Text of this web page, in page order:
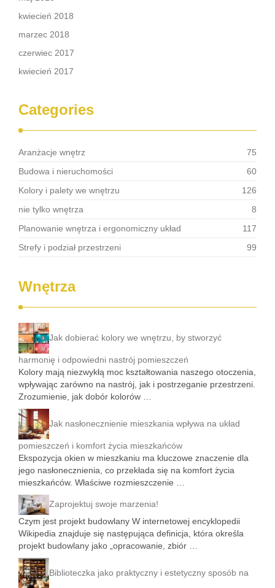
kwiecień 2018
marzec 2018
czerwiec 2017
kwiecień 2017
Categories
Aranżacje wnętrz
75
Budowa i nieruchomości
60
Kolory i palety we wnętrzu
126
nie tylko wnętrza
8
Planowanie wnętrza i ergonomiczny układ
117
Strefy i podział przestrzeni
99
Wnętrza
Jak dobierać kolory we wnętrzu, by stworzyć
harmonię i odpowiedni nastrój pomieszczeń
Kolory mają niezwykłą moc kształtowania naszego otoczenia,
wpływając zarówno na nastrój, jak i postrzeganie przestrzeni.
Zrozumienie, jak dobór kolorów …
Jak nasłonecznienie mieszkania wpływa na układ
pomieszczeń i komfort życia mieszkańców
Ekspozycja okien w mieszkaniu ma kluczowe znaczenie dla
jego nasłonecznienia, co przekłada się na komfort życia
mieszkańców. Właściwe rozmieszczenie …
Zaprojektuj swoje marzenia!
Czym jest projekt budowlany W internetowej encyklopedii
Wikipedia znajduje się następująca definicja, która określa
projekt budowlany jako „opracowanie, zbiór …
Biblioteczka jako praktyczny i estetyczny sposób na